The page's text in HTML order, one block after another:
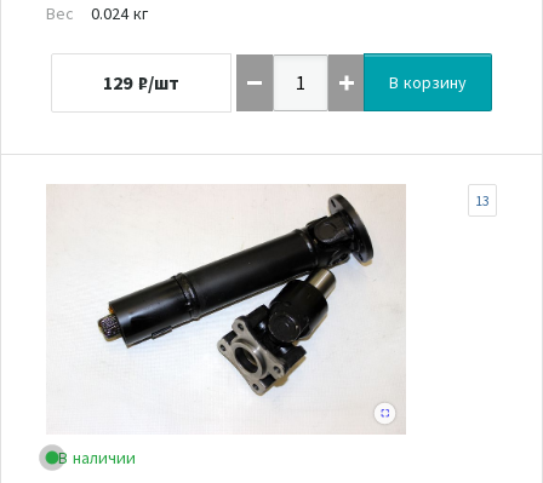
Вес
0.024 кг
129 ₽/шт В корзину
В наличии
13